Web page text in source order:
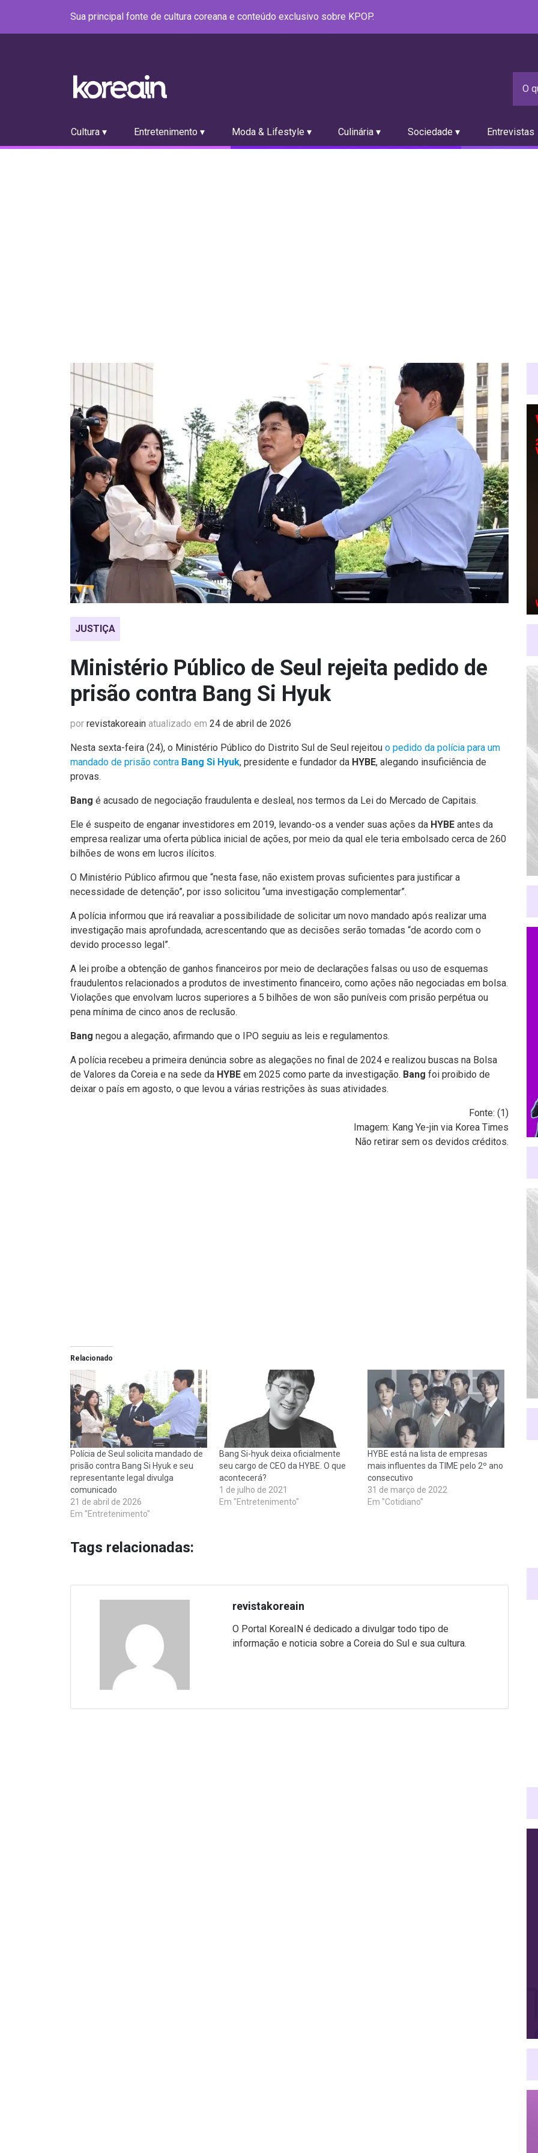
Sua principal fonte de cultura coreana e conteúdo exclusivo sobre KPOP.
Cultura ▾ Entretenimento ▾ Moda & Lifestyle ▾ Culinária ▾ Sociedade ▾ Entrevistas
JUSTIÇA
Ministério Público de Seul rejeita pedido de
prisão contra Bang Si Hyuk
por revistakoreain atualizado em 24 de abril de 2026
Nesta sexta-feira (24), o Ministério Público do Distrito Sul de Seul rejeitou o pedido da polícia para um
mandado de prisão contra Bang Si Hyuk, presidente e fundador da HYBE, alegando insuficiência de
provas.
Bang é acusado de negociação fraudulenta e desleal, nos termos da Lei do Mercado de Capitais.
Ele é suspeito de enganar investidores em 2019, levando-os a vender suas ações da HYBE antes da
empresa realizar uma oferta pública inicial de ações, por meio da qual ele teria embolsado cerca de 260
bilhões de wons em lucros ilícitos.
O Ministério Público afirmou que “nesta fase, não existem provas suficientes para justificar a
necessidade de detenção”, por isso solicitou “uma investigação complementar”.
A polícia informou que irá reavaliar a possibilidade de solicitar um novo mandado após realizar uma
investigação mais aprofundada, acrescentando que as decisões serão tomadas “de acordo com o
devido processo legal”.
A lei proíbe a obtenção de ganhos financeiros por meio de declarações falsas ou uso de esquemas
fraudulentos relacionados a produtos de investimento financeiro, como ações não negociadas em bolsa.
Violações que envolvam lucros superiores a 5 bilhões de won são puníveis com prisão perpétua ou
pena mínima de cinco anos de reclusão.
Bang negou a alegação, afirmando que o IPO seguiu as leis e regulamentos.
A polícia recebeu a primeira denúncia sobre as alegações no final de 2024 e realizou buscas na Bolsa
de Valores da Coreia e na sede da HYBE em 2025 como parte da investigação. Bang foi proibido de
deixar o país em agosto, o que levou a várias restrições às suas atividades.
Fonte: (1)
Imagem: Kang Ye-jin via Korea Times
Não retirar sem os devidos créditos.
Relacionado
Polícia de Seul solicita mandado de
prisão contra Bang Si Hyuk e seu
representante legal divulga
comunicado
21 de abril de 2026
Em "Entretenimento"
Bang Si-hyuk deixa oficialmente
seu cargo de CEO da HYBE. O que
acontecerá?
1 de julho de 2021
Em "Entretenimento"
HYBE está na lista de empresas
mais influentes da TIME pelo 2º ano
consecutivo
31 de março de 2022
Em "Cotidiano"
Tags relacionadas:
revistakoreain
O Portal KoreaIN é dedicado a divulgar todo tipo de
informação e noticia sobre a Coreia do Sul e sua cultura.